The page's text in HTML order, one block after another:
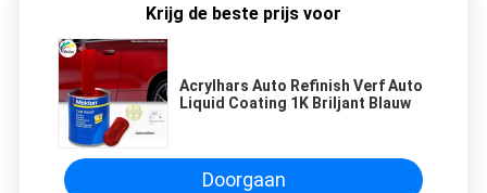
Krijg de beste prijs voor
Acrylhars Auto Refinish Verf Auto
Liquid Coating 1K Briljant Blauw
Doorgaan